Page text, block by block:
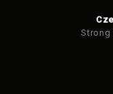
Strong